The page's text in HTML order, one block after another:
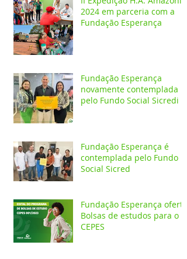
2024 em parceria com a
Fundação Esperança
Fundação Esperança
novamente contemplada
pelo Fundo Social Sicredi
Fundação Esperança é
contemplada pelo Fundo
Social Sicred
Fundação Esperança oferta
Bolsas de estudos para o
CEPES